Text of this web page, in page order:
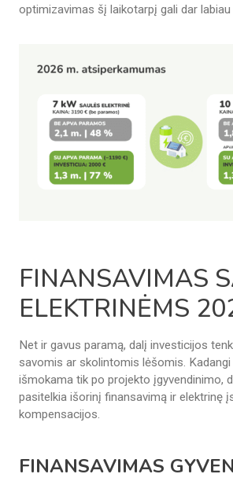
optimizavimas šį laikotarpį gali dar
FINANSAVIMAS
ELEKTRINĖMS
Net ir gavus paramą, dalį investicijos
savomis ar skolintomis lėšomis.
išmokama tik po projekto įgyvendinimo,
pasitelkia išorinį finansavimą ir elektrinę
kompensacijos.
FINANSAVIMAS